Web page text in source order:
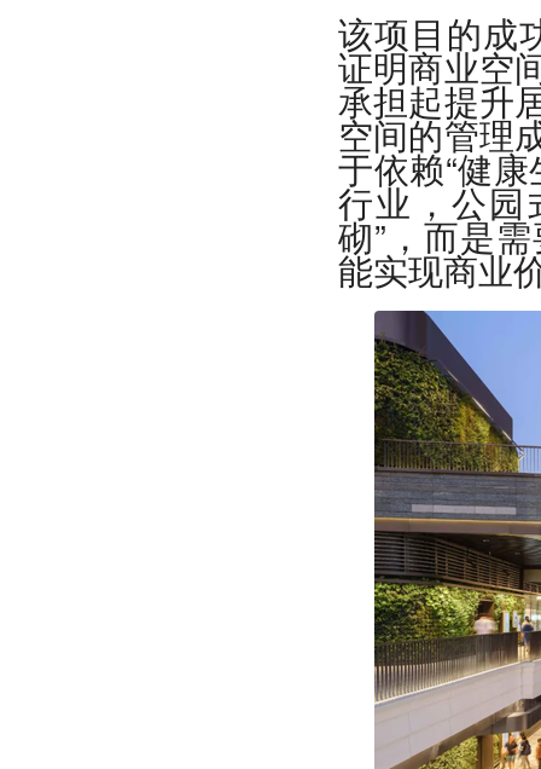
该项目的成
证明商业空
承担起提升
空间的管理
于依赖“健
行业，公园
砌”，而是
能实现商业